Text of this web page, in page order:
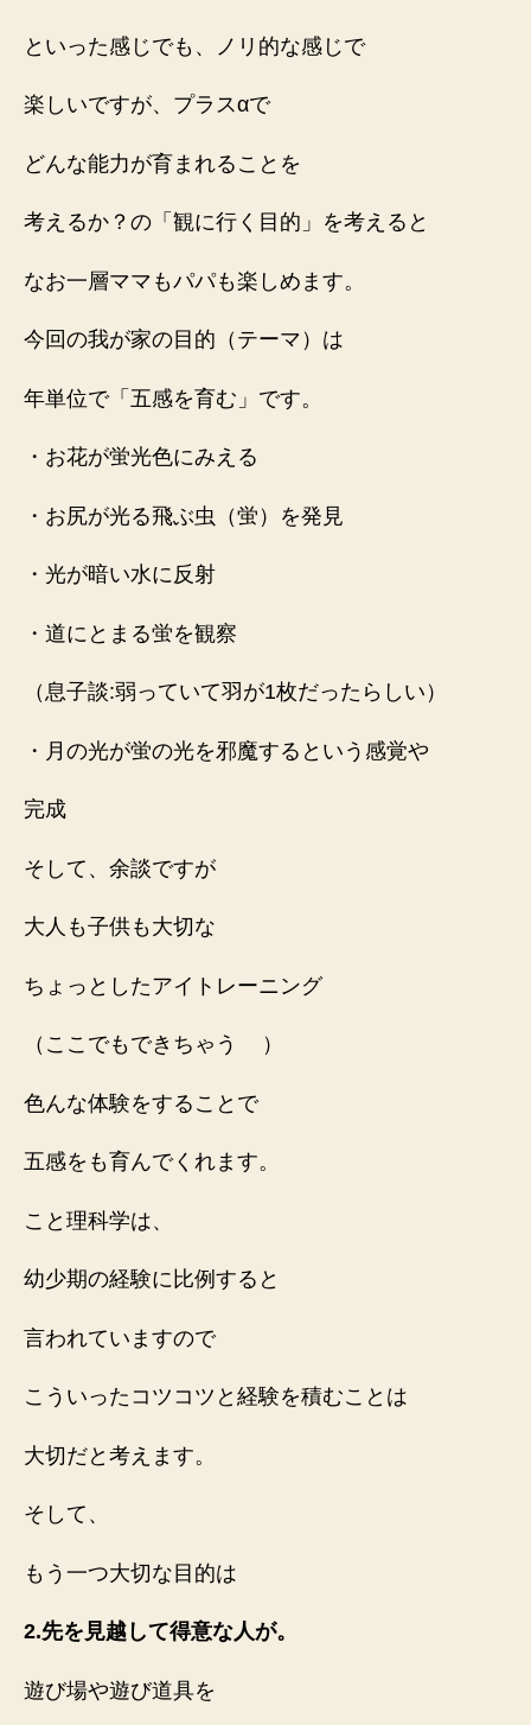
といった感じでも、ノリ的な感じで
楽しいですが、プラスαで
どんな能力が育まれることを
考えるか？の「観に行く目的」を考えると
なお一層ママもパパも楽しめます。
今回の我が家の目的（テーマ）は
年単位で「五感を育む」です。
・お花が蛍光色にみえる
・お尻が光る飛ぶ虫（蛍）を発見
・光が暗い水に反射
・道にとまる蛍を観察
（息子談:弱っていて羽が1枚だったらしい）
・月の光が蛍の光を邪魔するという感覚や
完成
そして、余談ですが
大人も子供も大切な
ちょっとしたアイトレーニング
（ここでもできちゃう ）
色んな体験をすることで
五感をも育んでくれます。
こと理科学は、
幼少期の経験に比例すると
言われていますので
こういったコツコツと経験を積むことは
大切だと考えます。
そして、
もう一つ大切な目的は
2.先を見越して得意な人が。
遊び場や遊び道具を